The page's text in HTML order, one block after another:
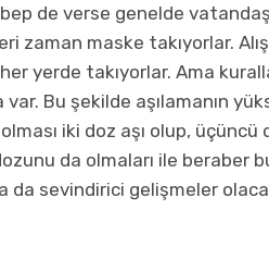
de verse genelde
zaman maske takıyorlar.
yerde takıyorlar. Ama
Bu şekilde aşılamanın
olması iki doz aşı olup,
da olmaları ile beraber
sevindirici gelişmeler